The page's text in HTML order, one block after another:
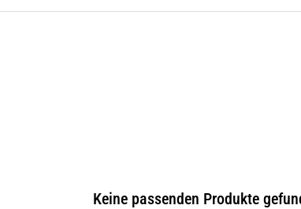
Keine passenden Produkte